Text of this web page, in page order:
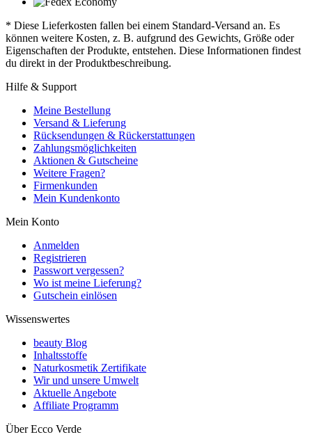
* Diese Lieferkosten fallen bei einem Standard-Versand an. Es
können weitere Kosten, z. B. aufgrund des Gewichts, Größe oder
Eigenschaften der Produkte, entstehen. Diese Informationen findest
du direkt in der Produktbeschreibung.
Hilfe & Support
Meine Bestellung
Versand & Lieferung
Rücksendungen & Rückerstattungen
Zahlungsmöglichkeiten
Aktionen & Gutscheine
Weitere Fragen?
Firmenkunden
Mein Kundenkonto
Mein Konto
Anmelden
Registrieren
Passwort vergessen?
Wo ist meine Lieferung?
Gutschein einlösen
Wissenswertes
beauty Blog
Inhaltsstoffe
Naturkosmetik Zertifikate
Wir und unsere Umwelt
Aktuelle Angebote
Affiliate Programm
Über Ecco Verde